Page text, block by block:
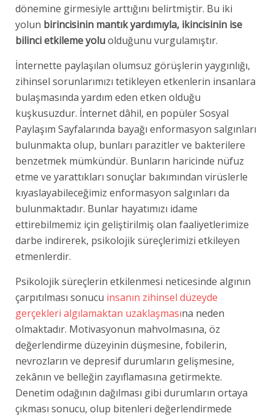
dönemine girmesiyle arttığını belirtmiştir. Bu iki
yolun birincisinin mantık yardımıyla, ikincisinin ise
bilinci etkileme yoluolduğunu vurgulamıştır.
İnternette paylaşılan olumsuz görüşlerin yaygınlığı,
zihinsel sorunlarımızı tetikleyen etkenlerin insanlara
bulaşmasında yardım eden etken olduğu
kuşkusuzdur. İnternet dâhil, en popüler Sosyal
Paylaşım Sayfalarında bayağı enformasyon salgınları
bulunmakta olup, bunları parazitler ve bakterilere
benzetmek mümkündür. Bunların haricinde nüfuz
etme ve yarattıkları sonuçlar bakımından virüslerle
kıyaslayabileceğimiz enformasyon salgınları da
bulunmaktadır. Bunlar hayatımızı idame
ettirebilmemiz için geliştirilmiş olan faaliyetlerimize
darbe indirerek, psikolojik süreçlerimizi etkileyen
etmenlerdir.
Psikolojik süreçlerin etkilenmesi neticesinde algının
çarpıtılması sonucu insanın zihinsel düzeyde
gerçekleri algılamaktan uzaklaşmasına neden
olmaktadır. Motivasyonun mahvolmasına, öz
değerlendirme düzeyinin düşmesine, fobilerin,
nevrozların ve depresif durumların gelişmesine,
zekânın ve belleğin zayıflamasına getirmekte.
Denetim odağının dağılması gibi durumların ortaya
çıkması sonucu, olup bitenleri değerlendirmede